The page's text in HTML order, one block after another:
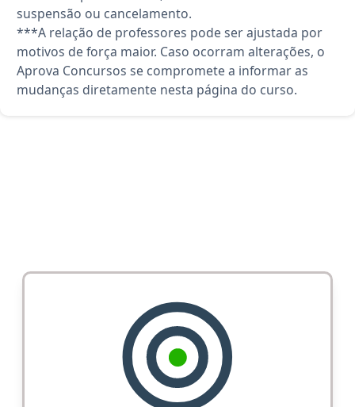
suspensão ou cancelamento.
***A relação de professores pode ser ajustada por
motivos de força maior. Caso ocorram alterações, o
Aprova Concursos se compromete a informar as
mudanças diretamente nesta página do curso.